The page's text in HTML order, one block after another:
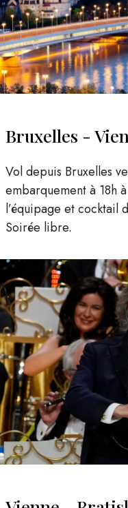
Bruxelles -
Vol depuis Bruxelles
embarquement à 18h
l’équipage et cocktail
Soirée libre.